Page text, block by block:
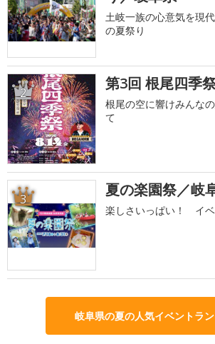
土岐一族の心意気を現
の夏祭り
2 第3回 根尾四季
根尾の空に響けみんな
て
3 夏の楽園祭／岐
楽しさいっぱい！ イベ
岐阜県の夏の人気イベントラ